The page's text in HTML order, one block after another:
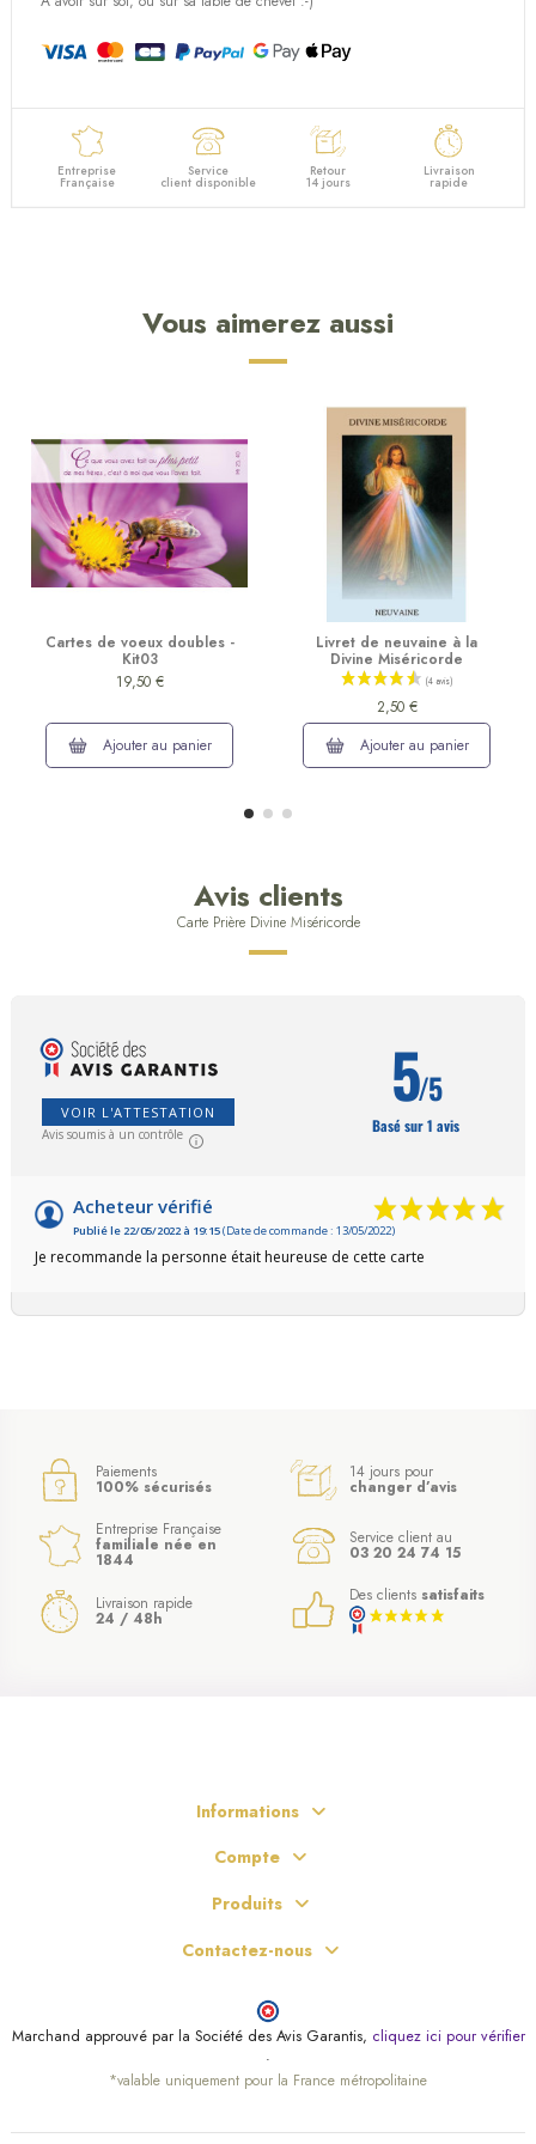
Entreprise
Française
Service
client disponible
Retour
14 jours
Livraison
rapide
Vous aimerez aussi
Cartes de voeux doubles -
Kit03
19,50 €
Ajouter au panier
Livret de neuvaine à la
Divine Miséricorde
2,50 €
Ajouter au panier
Avis clients
Carte Prière Divine Miséricorde
VOIR L'ATTESTATION
Avis soumis à un contrôle
5/5
Basé sur 1 avis
Acheteur vérifié
Publié le 22/05/2022 à 19:15(Date de commande : 13/05/2022)
Je recommande la personne était heureuse de cette carte
Paiements
100% sécurisés
14 jours pour
changer d’avis
Entreprise Française
familiale née en
1844
Service client au
03 20 24 74 15
Livraison rapide
24 / 48h
Des clients satisfaits
Informations
Compte
Produits
Contactez-nous
Marchand approuvé par la Société des Avis Garantis, cliquez ici pour vérifier
.
*valable uniquement pour la France métropolitaine